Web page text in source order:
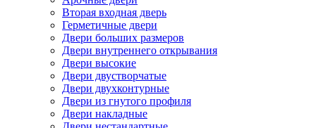
Вторая входная дверь
Герметичные двери
Двери больших размеров
Двери внутреннего открывания
Двери высокие
Двери двустворчатые
Двери двухконтурные
Двери из гнутого профиля
Двери накладные